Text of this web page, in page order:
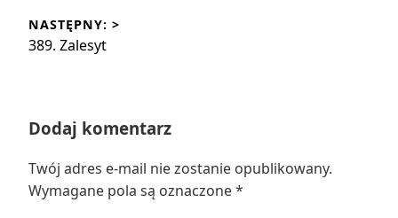
NASTĘPNY: >
Następny
389. Zalesyt
Dodaj komentarz
Twój adres e-mail nie zostanie opublikowany.
Wymagane pola są oznaczone*